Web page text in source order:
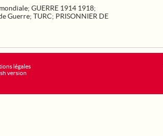
; GUERRE 1914 1918;
Guerre; TURC; PRISONNIER DE
légales
version